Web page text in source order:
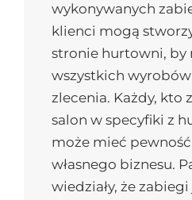
wykonywanych
klienci mogą
stronie hurtowni, by
wszystkich
zlecenia. Każdy, kto
salon w specyfiki z
może mieć
własnego biznesu.
wiedziały, że